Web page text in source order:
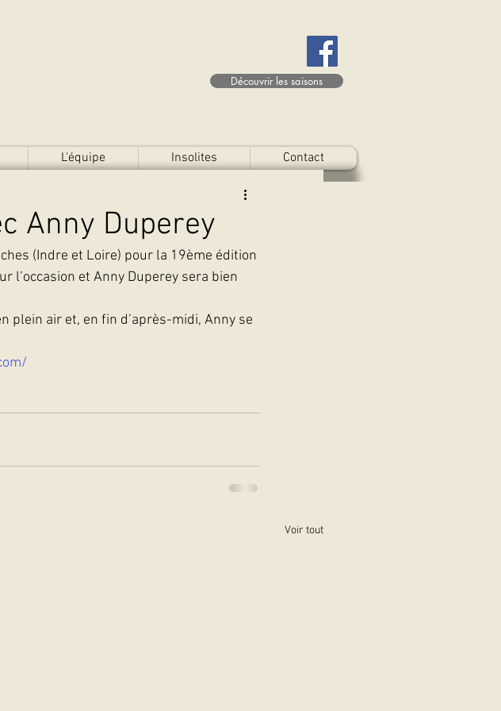
Découvrir les saisons
L'équipe Insolites Contact
Anny Duperey
(Indre et Loire) pour la 19ème édition
l’occasion et Anny Duperey sera bien
plein air et, en fin d’après-midi, Anny se
Voir tout